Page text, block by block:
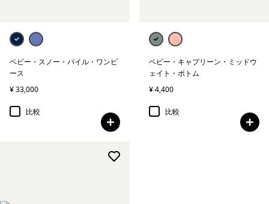
ベビー・スノー・パイル・ワンピ
ース
¥ 33,000
比較
ベビー・キャプリーン・ミッドウ
ェイト・ボトム
¥ 4,400
比較